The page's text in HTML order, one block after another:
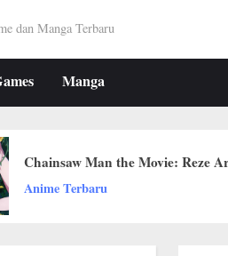
dan Manga Terbaru
Manga
Chainsaw Man the Movie: Reze
Anime Terbaru